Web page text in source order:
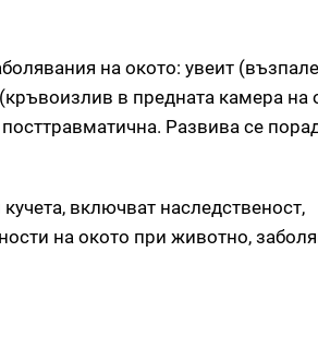
на окото: увеит
в предната камера на
Развива се
включват наследственост,
на окото при животно,